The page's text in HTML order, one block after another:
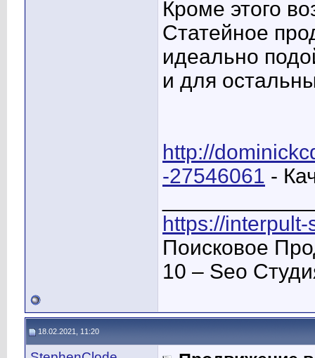
Кроме этого
Статейное
идеально
и для
http://
-27546061 -
https://
Поисковое
10 – Seo
18.02.2021, 11:20